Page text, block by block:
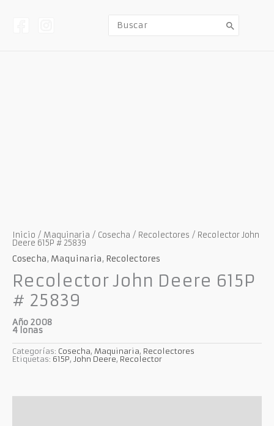
Buscar
por:
Inicio / Maquinaria / Cosecha / Recolectores / Recolector John
Deere 615P # 25839
Cosecha, Maquinaria, Recolectores
Recolector John Deere 615P
# 25839
Año 2008
4 lonas
Categorías: Cosecha, Maquinaria, Recolectores
Etiquetas: 615P, John Deere, Recolector